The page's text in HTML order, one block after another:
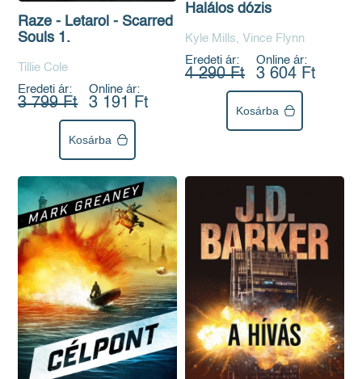
Raze - Letarol - Scarred
Souls 1.
Tillie Cole
Eredeti ár:
3 799 Ft
Online ár:
3 191 Ft
Kosárba
Halálos dózis
Kyle Mills, Vince Flynn
Eredeti ár:
4 290 Ft
Online ár:
3 604 Ft
Kosárba